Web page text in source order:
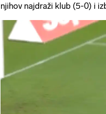
njihov najdraži klub (5-0) i